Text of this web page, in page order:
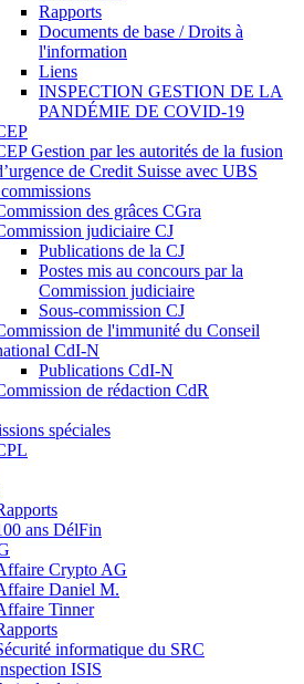
Rapports
Documents de base / Droits à
l'information
Liens
INSPECTION GESTION DE LA
PANDÉMIE DE COVID-19
Gestion par les autorités de la fusion
de Credit Suisse avec UBS
des grâces CGra
judiciaire CJ
Publications de la CJ
Postes mis au concours par la
Commission judiciaire
Sous-commission CJ
de l'immunité du Conseil
CdI-N
Publications CdI-N
de rédaction CdR
spéciales
ans DélFin
Crypto AG
Daniel M.
Tinner
informatique du SRC
ISIS